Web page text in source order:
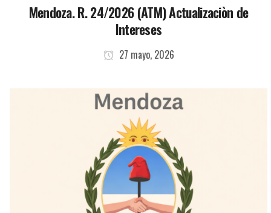
Mendoza. R. 24/2026 (ATM) Actualizaciòn de
Intereses
27 mayo, 2026